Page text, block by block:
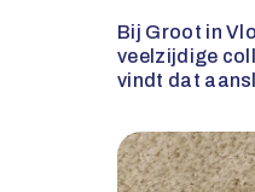
Bij Groot in
veelzijdige
vindt dat